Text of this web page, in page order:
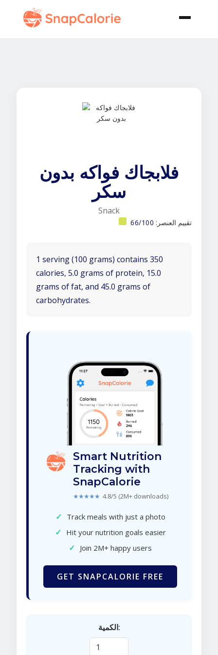
فلابجاك فواكه بدون
سكر
Snack
تقييم العنصر: 66/100
1 serving (100 grams) contains 350
calories, 5.0 grams of protein, 15.0
grams of fat, and 45.0 grams of
carbohydrates.
Smart Nutrition
Tracking with
SnapCalorie
★★★★★ 4.8/5 (2M+ downloads)
✓ Track meals with just a photo
✓ Hit your nutrition goals easier
✓ Join 2M+ happy users
GET SNAPCALORIE FREE
الكمية: